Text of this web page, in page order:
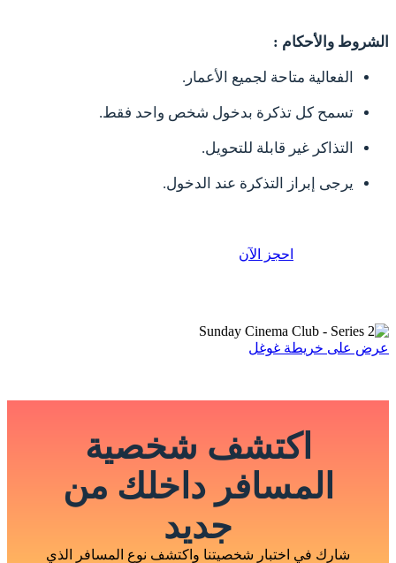
الشروط والأحكام :
الفعالية متاحة لجميع الأعمار.
تسمح كل تذكرة بدخول شخص واحد فقط.
التذاكر غير قابلة للتحويل.
يرجى إبراز التذكرة عند الدخول.
احجز الآن
عرض على خريطة غوغل
اكتشف شخصية
المسافر داخلك من
جديد
شارك في اختبار شخصيتنا واكتشف نوع المسافر الذي